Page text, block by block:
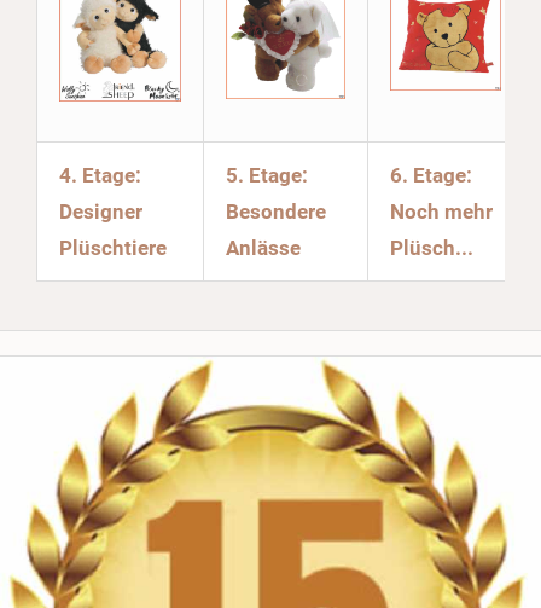
4. Etage:
Designer
Plüschtiere
5. Etage:
Besondere
Anlässe
6. Etage:
Noch mehr
Plüsch...